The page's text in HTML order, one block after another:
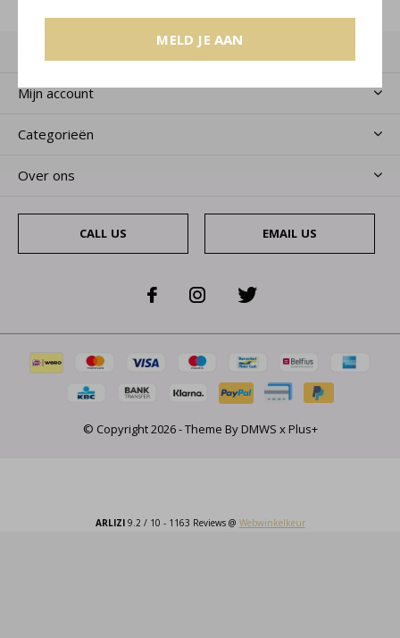
MELD JE AAN
Mijn account
Categorieën
Over ons
CALL US EMAIL US
© Copyright2026- Theme ByDMWS x Plus+
ARLIZI9.2 / 10 - 1163 Reviews @ Webwinkelkeur